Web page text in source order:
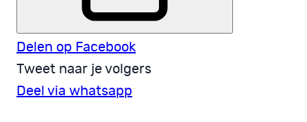
Delen op Facebook
Tweet naar je volgers
Deel via whatsapp